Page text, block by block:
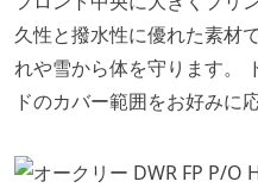
久性と撥水性に優れた素材
れや雪から体を守ります。
ドのカバー範囲をお好みに